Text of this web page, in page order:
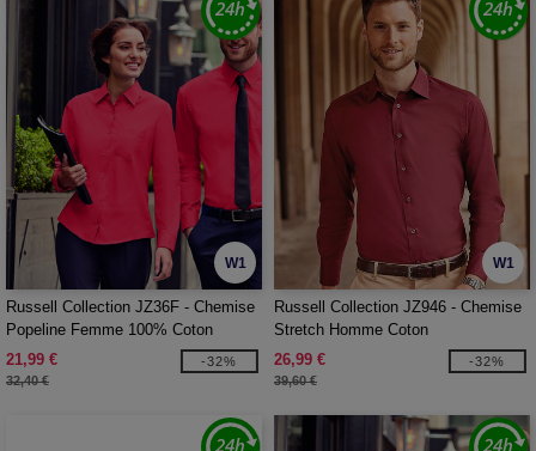
W1
Russell Collection JZ36F - Chemise
Popeline Femme 100% Coton
21,99 €
32,40 €
-32%
W1
Russell Collection JZ946 - Chemise
Stretch Homme Coton
26,99 €
39,60 €
-32%